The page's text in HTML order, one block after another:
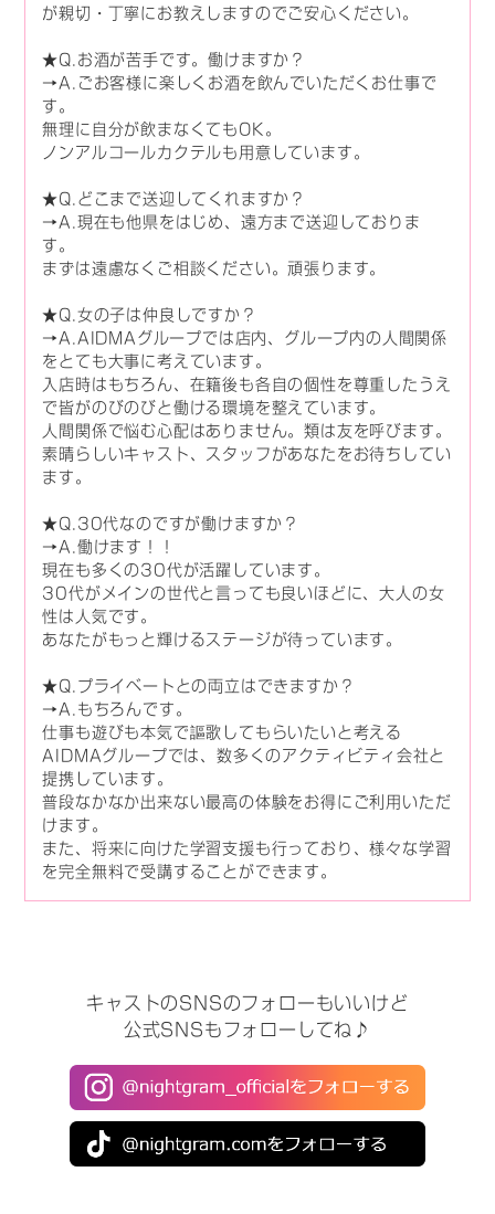
が親切・丁寧にお教えしますのでご安心ください。
★Q.お酒が苦手です。働けますか？
→A.ごお客様に楽しくお酒を飲んでいただくお仕事で
す。
無理に自分が飲まなくてもOK。
ノンアルコールカクテルも用意しています。
★Q.どこまで送迎してくれますか？
→A.現在も他県をはじめ、遠方まで送迎しておりま
す。
まずは遠慮なくご相談ください。頑張ります。
★Q.女の子は仲良しですか？
→A.AIDMAグループでは店内、グループ内の人間関係
をとても大事に考えています。
入店時はもちろん、在籍後も各自の個性を尊重したうえ
で皆がのびのびと働ける環境を整えています。
人間関係で悩む心配はありません。類は友を呼びます。
素晴らしいキャスト、スタッフがあなたをお待ちしてい
ます。
★Q.30代なのですが働けますか？
→A.働けます！！
現在も多くの30代が活躍しています。
30代がメインの世代と言っても良いほどに、大人の女
性は人気です。
あなたがもっと輝けるステージが待っています。
★Q.プライベートとの両立はできますか？
→A.もちろんです。
仕事も遊びも本気で謳歌してもらいたいと考える
AIDMAグループでは、数多くのアクティビティ会社と
提携しています。
普段なかなか出来ない最高の体験をお得にご利用いただ
けます。
また、将来に向けた学習支援も行っており、様々な学習
を完全無料で受講することができます。
キャストのSNSのフォローもいいけど
公式SNSもフォローしてね♪